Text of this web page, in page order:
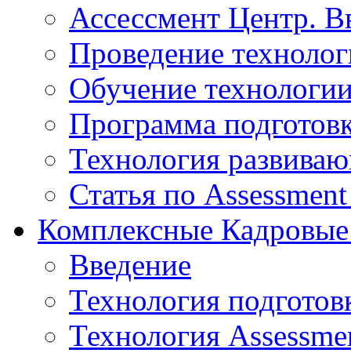
Ассессмент Центр.
Проведение
Обучение
Программа
Технология
Статья по
Комплексные
Введение
Технология
Технология